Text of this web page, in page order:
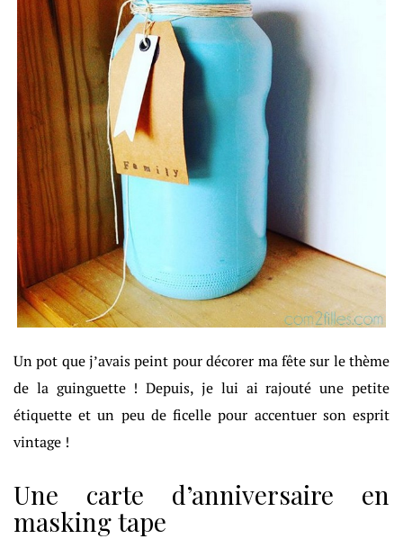
Un pot que j’avais peint pour décorer ma fête sur le thème
de la guinguette ! Depuis, je lui ai rajouté une petite
étiquette et un peu de ficelle pour accentuer son esprit
vintage !
Une carte d’anniversaire en
masking tape